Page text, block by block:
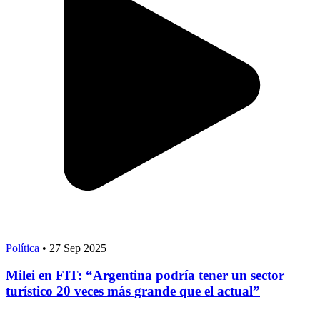
Política • 27 Sep 2025
Milei en FIT: “Argentina podría tener un sector
turístico 20 veces más grande que el actual”